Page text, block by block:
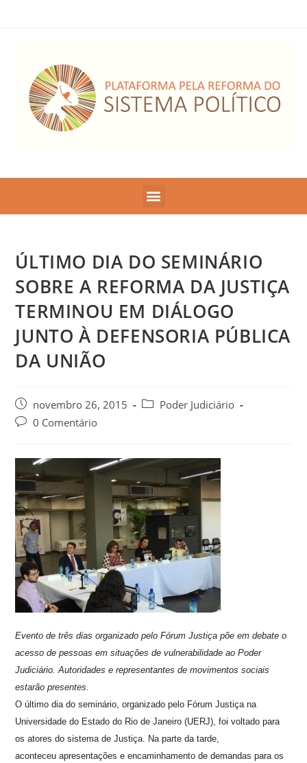
ÚLTIMO DIA DO SEMINÁRIO
SOBRE A REFORMA DA JUSTIÇA
TERMINOU EM DIÁLOGO
JUNTO À DEFENSORIA PÚBLICA
DA UNIÃO
novembro 26, 2015
Poder Judiciário
0 Comentário
Evento de três dias organizado pelo Fórum Justiça põe em debate o
acesso de pessoas em situações de vulnerabilidade ao Poder
Judiciário. Autoridades e representantes de movimentos sociais
estarão presentes.
O último dia do seminário, organizado pelo Fórum Justiça na
Universidade do Estado do Rio de Janeiro (UERJ), foi voltado para
os atores do sistema de Justiça. Na parte da tarde,
aconteceu apresentações e encaminhamento de demandas para os